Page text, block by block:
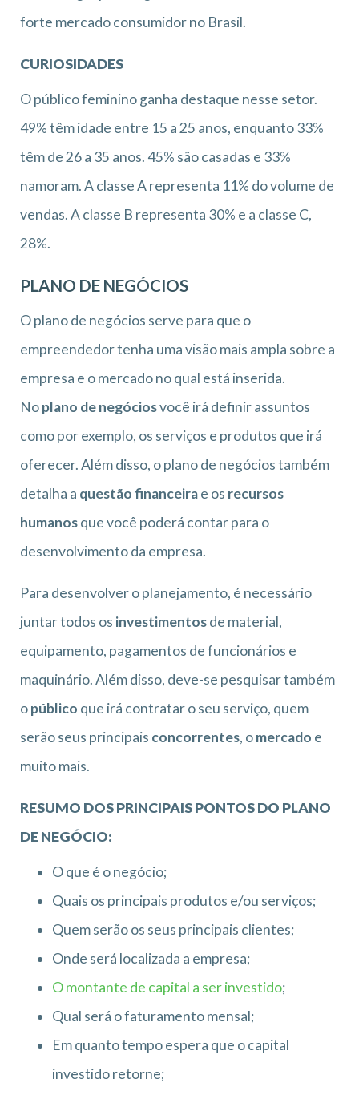
forte mercado consumidor no Brasil.
CURIOSIDADES
O público feminino ganha destaque nesse setor.
49% têm idade entre 15 a 25 anos, enquanto 33%
têm de 26 a 35 anos. 45% são casadas e 33%
namoram. A classe A representa 11% do volume de
vendas. A classe B representa 30% e a classe C,
28%.
PLANO DE NEGÓCIOS
O plano de negócios serve para que o
empreendedor tenha uma visão mais ampla sobre a
empresa e o mercado no qual está inserida.
Noplano de negóciosvocê irá definir assuntos
como por exemplo, os serviços e produtos que irá
oferecer. Além disso, o plano de negócios também
detalha a questão financeirae os recursos
humanosque você poderá contar para o
desenvolvimento da empresa.
Para desenvolver o planejamento, é necessário
juntar todos os investimentosde material,
equipamento, pagamentos de funcionários e
maquinário. Além disso, deve-se pesquisar também
opúblico que irá contratar o seu serviço, quem
serão seus principais concorrentes, omercado e
muito mais.
RESUMO DOS PRINCIPAIS PONTOS DO PLANO
DE NEGÓCIO:
O que é o negócio;
Quais os principais produtos e/ou serviços;
Quem serão os seus principais clientes;
Onde será localizada a empresa;
O montante de capital a ser investido;
Qual será o faturamento mensal;
Em quanto tempo espera que o capital
investido retorne;